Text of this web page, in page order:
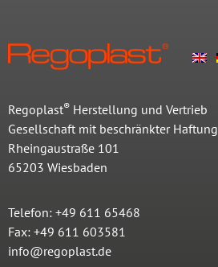
Regoplast® Herstellung und Vertrieb
Gesellschaft mit beschränkter Haftung
Rheingaustraße 101
65203 Wiesbaden
Telefon: +49 611 65468
Fax: +49 611 603581
info@regoplast.de